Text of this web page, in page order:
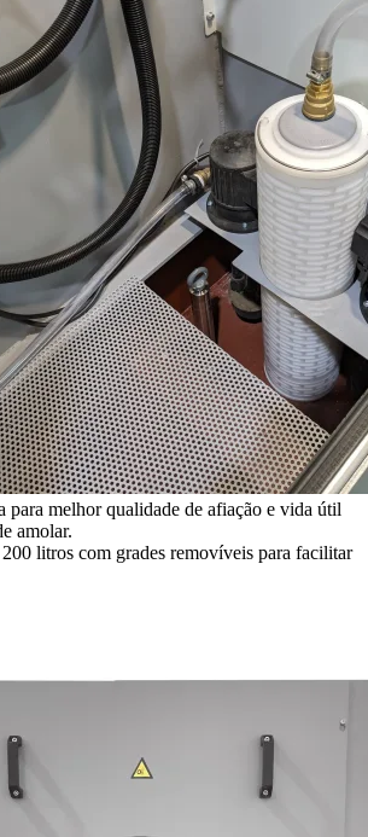
para melhor qualidade de afiação e vida útil
amolar.
litros com grades removíveis para facilitar